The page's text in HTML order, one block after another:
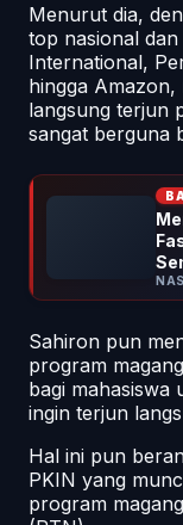
Menurut dia,
top nasional
International,
hingga Amazon,
langsung terjun
sangat berguna
Sahiron pun
program
bagi mahasiswa
ingin terjun
Hal ini pun
PKIN yang
program